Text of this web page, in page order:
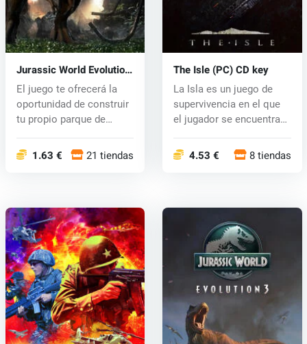
Jurassic World Evolution
(PC) CD key
El juego te ofrecerá la
oportunidad de construir
tu propio parque de
1.63 € 21 tiendas
The Isle (PC) CD key
La Isla es un juego de
supervivencia en el que
el jugador se encuentra
4.53 € 8 tiendas